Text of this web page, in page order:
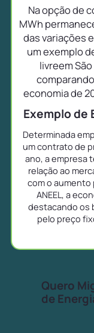
Na opção de
MWh
das variações
um exemplo
livreem
economia de
Exemplo de
Determinada
um contrato de
ano, a empresa
relação ao
com o aumento
ANEEL, a
destacando os
pelo preço
Quero
de